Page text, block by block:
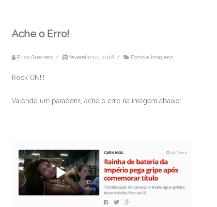
Ache o Erro!
Priss Guerrero / fevereiro 10, 2016 / Fotos e Imagens
Rock ON!!!
Valendo um parabéns, ache o erro na imagem abaixo: